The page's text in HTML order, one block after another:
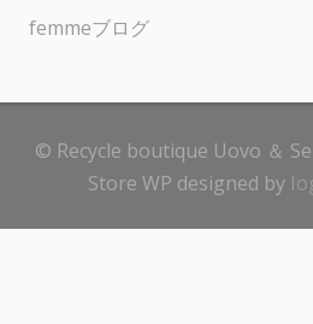
femmeブログ
© Recycle boutique Uovo ＆
Store WP designed by